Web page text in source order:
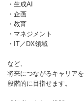
・生成AI
・企画
・教育
・マネジメント
・IT／DX領域
など、
将来につながるキャリアを
段階的に目指せます。